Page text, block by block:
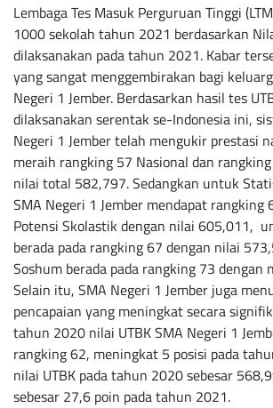
Lembaga Tes Masuk Perguruan Tinggi
1000 sekolah tahun 2021 berdasarkan
dilaksanakan pada tahun 2021. Kabar
yang sangat menggembirakan bagi
Negeri 1 Jember. Berdasarkan hasil tes
dilaksanakan serentak se-Indonesia ini,
Negeri 1 Jember telah mengukir prestasi
meraih rangking 57 Nasional dan
nilai total 582,797. Sedangkan untuk
SMA Negeri 1 Jember mendapat rangking
Potensi Skolastik dengan nilai 605,011,
berada pada rangking 67 dengan nilai
Soshum berada pada rangking 73 dengan
Selain itu, SMA Negeri 1 Jember juga
pencapaian yang meningkat secara
tahun 2020 nilai UTBK SMA Negeri 1
rangking 62, meningkat 5 posisi pada
nilai UTBK pada tahun 2020 sebesar
sebesar 27,6 poin pada tahun 2021.